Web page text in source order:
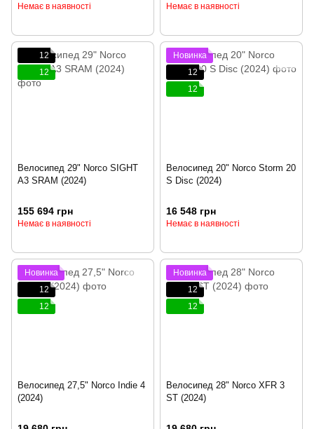
Немає в наявності
Немає в наявності
12
12
Велосипед 29" Norco SIGHT
A3 SRAM (2024)
155 694 грн
Немає в наявності
Новинка
12
12
Велосипед 20" Norco Storm 20
S Disc (2024)
16 548 грн
Немає в наявності
Новинка
12
12
Велосипед 27,5" Norco Indie 4
(2024)
Новинка
12
12
Велосипед 28" Norco XFR 3
ST (2024)